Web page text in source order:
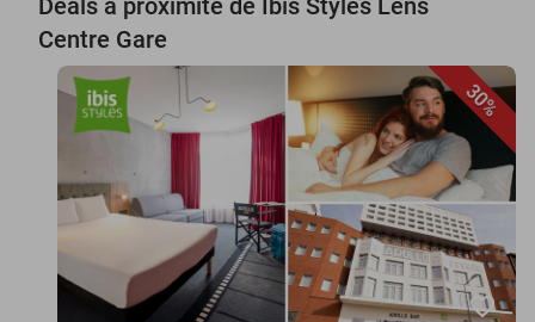
Centre Gare
30%
favorite_border